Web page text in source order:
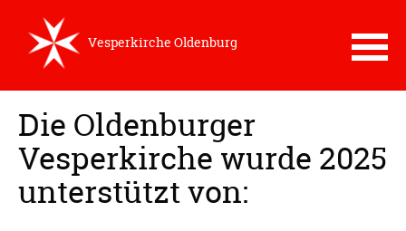
Vesperkirche Oldenburg
überspringen
Die Oldenburger
Vesperkirche wurde 2025
unterstützt von: